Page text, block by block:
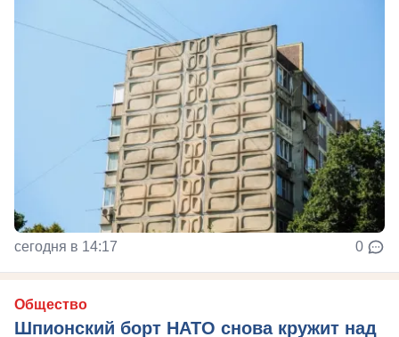
сегодня в 14:17 0
Общество
Шпионский борт НАТО снова кружит над